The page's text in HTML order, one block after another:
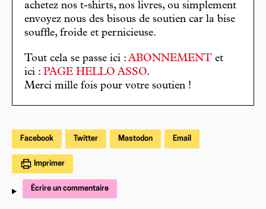
achetez nos t-shirts, nos livres, ou simplement
envoyez nous des bisous de soutien car la bise
souffle, froide et pernicieuse.
Tout cela se passe ici : ABONNEMENT et
ici : PAGE HELLO ASSO.
Merci mille fois pour votre soutien !
Facebook Twitter Mastodon Email
Imprimer
Écrire un commentaire